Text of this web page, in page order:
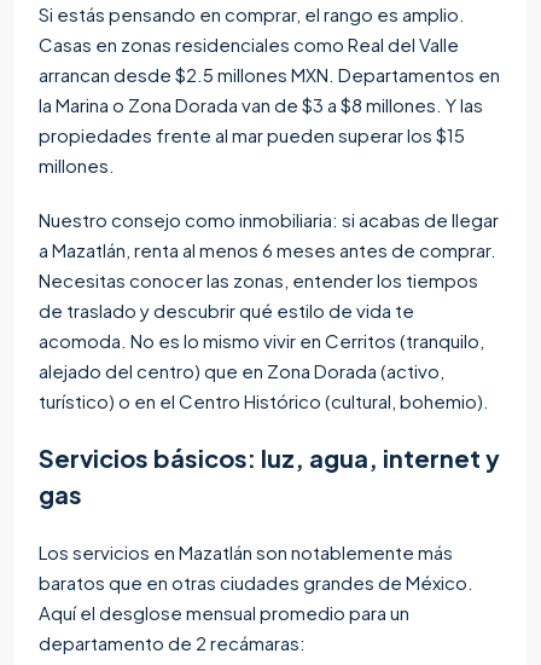
Si estás pensando en comprar, el rango es amplio.
Casas en zonas residenciales como Real del Valle
arrancan desde $2.5 millones MXN. Departamentos en
la Marina o Zona Dorada van de $3 a $8 millones. Y las
propiedades frente al mar pueden superar los $15
millones.
Nuestro consejo como inmobiliaria: si acabas de llegar
a Mazatlán, renta al menos 6 meses antes de comprar.
Necesitas conocer las zonas, entender los tiempos
de traslado y descubrir qué estilo de vida te
acomoda. No es lo mismo vivir en Cerritos (tranquilo,
alejado del centro) que en Zona Dorada (activo,
turístico) o en el Centro Histórico (cultural, bohemio).
Servicios básicos: luz, agua, internet y
gas
Los servicios en Mazatlán son notablemente más
baratos que en otras ciudades grandes de México.
Aquí el desglose mensual promedio para un
departamento de 2 recámaras: